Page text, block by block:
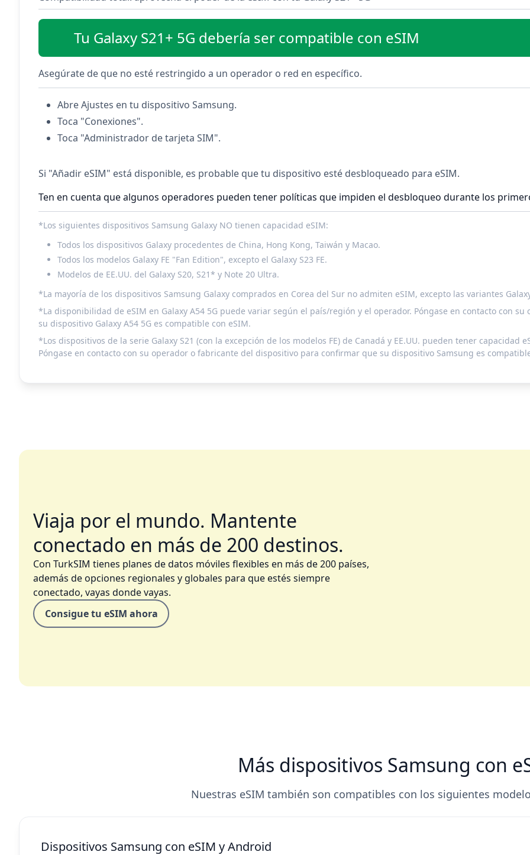
Tu Galaxy S21+ 5G debería ser compatible con eSIM
Asegúrate de que no esté restringido a un operador o red en específico.
Abre Ajustes en tu dispositivo Samsung.
Toca "Conexiones".
Toca "Administrador de tarjeta SIM".
Si "Añadir eSIM" está disponible, es probable que tu dispositivo esté desbloqueado para eSIM.
Ten en cuenta que algunos operadores pueden tener políticas que impiden el desbloqueo durante los
*Los siguientes dispositivos Samsung Galaxy NO tienen capacidad eSIM:
Todos los dispositivos Galaxy procedentes de China, Hong Kong, Taiwán y Macao.
Todos los modelos Galaxy FE "Fan Edition", excepto el Galaxy S23 FE.
Modelos de EE.UU. del Galaxy S20, S21* y Note 20 Ultra.
*La mayoría de los dispositivos Samsung Galaxy comprados en Corea del Sur no admiten eSIM, excepto las variantes
*La disponibilidad de eSIM en Galaxy A54 5G puede variar según el país/región y el operador. Póngase en contacto con
su dispositivo Galaxy A54 5G es compatible con eSIM.
*Los dispositivos de la serie Galaxy S21 (con la excepción de los modelos FE) de Canadá y EE.UU. pueden tener
Póngase en contacto con su operador o fabricante del dispositivo para confirmar que su dispositivo Samsung es
Viaja por el mundo. Mantente
conectado en más de 200 destinos.
Con TurkSIM tienes planes de datos móviles flexibles en más de 200 países,
además de opciones regionales y globales para que estés siempre
conectado, vayas donde vayas.
Consigue tu eSIM ahora
Más dispositivos Samsung con
Nuestras eSIM también son compatibles con los siguientes
Dispositivos Samsung con eSIM y Android